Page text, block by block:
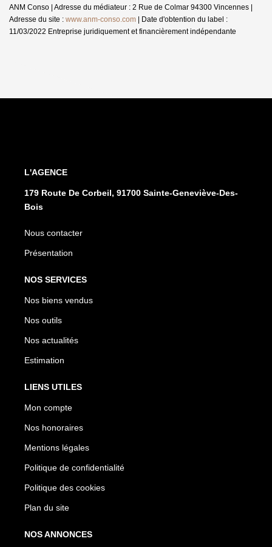
ANM Conso | Adresse du médiateur : 2 Rue de Colmar 94300 Vincennes |
Adresse du site : www.anm-conso.com | Date d'obtention du label :
11/03/2022 Entreprise juridiquement et financièrement indépendante
L'AGENCE
179 Route De Corbeil, 91700 Sainte-Geneviève-Des-
Bois
Nous contacter
Présentation
NOS SERVICES
Nos biens vendus
Nos outils
Nos actualités
Estimation
LIENS UTILES
Mon compte
Nos honoraires
Mentions légales
Politique de confidentialité
Politique des cookies
Plan du site
NOS ANNONCES